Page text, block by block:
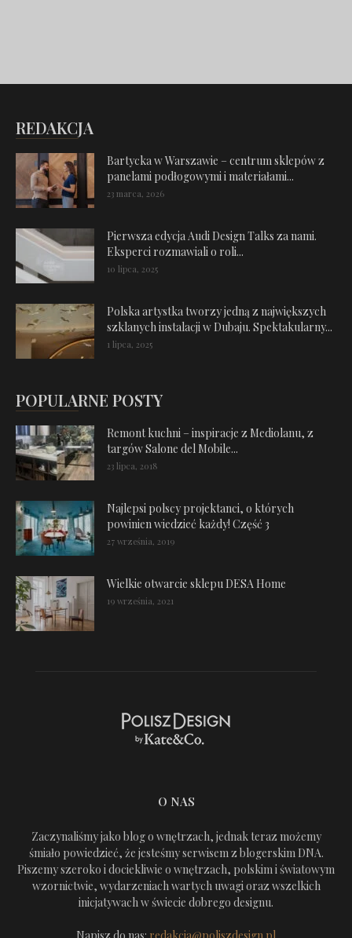
REDAKCJA
Bartycka w Warszawie – centrum sklepów z
panelami podłogowymi i materiałami...
23 marca, 2026
Pierwsza edycja Audi Design Talks za nami.
Eksperci rozmawiali o roli...
10 lipca, 2025
Polska artystka tworzy jedną z największych
szklanych instalacji w Dubaju. Spektakularny...
1 lipca, 2025
POPULARNE POSTY
Remont kuchni – inspiracje z Mediolanu, z
targów Salone del Mobile...
23 lipca, 2018
Najlepsi polscy projektanci, o których
powinien wiedzieć każdy! Część 3
27 września, 2019
Wielkie otwarcie sklepu DESA Home
19 września, 2021
O NAS
Zaczynaliśmy jako blog o wnętrzach, jednak teraz możemy
śmiało powiedzieć, że jesteśmy serwisem z blogerskim DNA.
Piszemy szeroko i dociekliwie o wnętrzach, polskim i światowym
wzornictwie, wydarzeniach wartych uwagi oraz wszelkich
inicjatywach w świecie dobrego designu.